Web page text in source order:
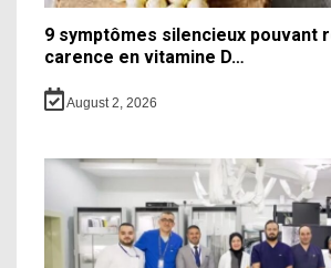
9 symptômes silencieux pouvant
carence en vitamine D…
August 2, 2026